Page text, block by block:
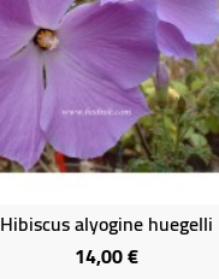
Hibiscus alyogine huegelli
14,00 €Prix